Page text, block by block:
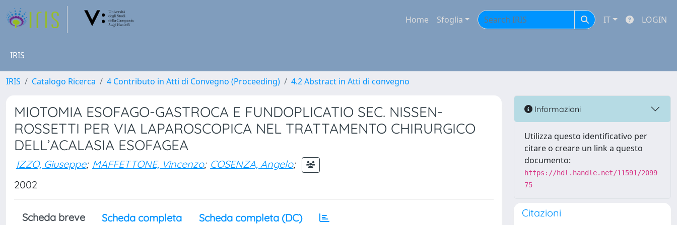
Home Sfoglia IT LOGIN
IRIS
IRIS Catalogo Ricerca 4 Contributo in Atti di Convegno (Proceeding) 4.2 Abstract in Atti di convegno
MIOTOMIA ESOFAGO-GASTROCA E FUNDOPLICATIO SEC. NISSEN-
ROSSETTI PER VIA LAPAROSCOPICA NEL TRATTAMENTO CHIRURGICO
DELL’ACALASIA ESOFAGEA
IZZO, Giuseppe; MAFFETTONE, Vincenzo; COSENZA, Angelo;
2002
Scheda breve Scheda completa Scheda completa (DC)
Informazioni
Utilizza questo identificativo per
citare o creare un link a questo
documento:
https://hdl.handle.net/11591/2099
75
Citazioni